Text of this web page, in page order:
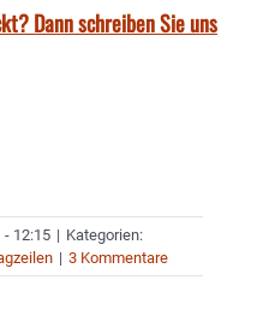
Dann schreiben Sie uns
- 12:15 | Kategorien:
| 3 Kommentare